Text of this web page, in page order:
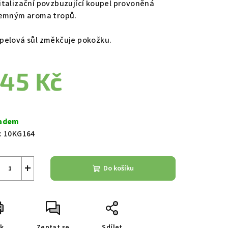
povzbuzující koupel provoněná
aroma tropů.
sůl změkčuje pokožku.
Kč
10KG164
+ Do košíku